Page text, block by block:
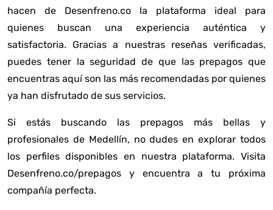
hacen de Desenfreno.co la plataforma ideal para
quienes buscan una experiencia auténtica y
satisfactoria. Gracias a nuestras reseñas verificadas,
puedes tener la seguridad de que las prepagos que
encuentras aquí son las más recomendadas por quienes
ya han disfrutado de sus servicios.
Si estás buscando las prepagos más bellas y
profesionales de Medellín, no dudes en explorar todos
los perfiles disponibles en nuestra plataforma. Visita
Desenfreno.co/prepagos y encuentra a tu próxima
compañía perfecta.